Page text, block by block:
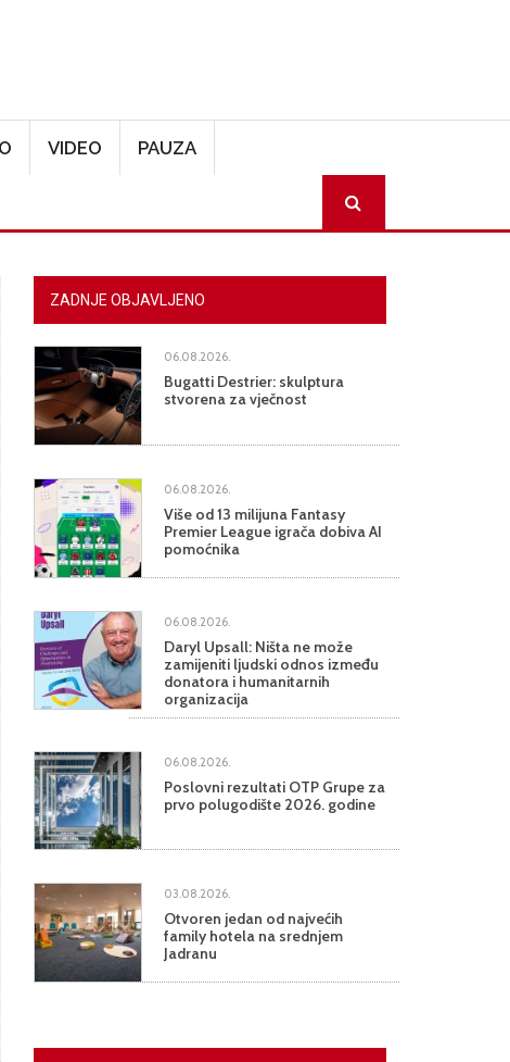
VIDEO PAUZA
ZADNJE OBJAVLJENO
06.08.2026.
Bugatti Destrier: skulptura
stvorena za vječnost
06.08.2026.
Više od 13 milijuna Fantasy
Premier League igrača dobiva AI
pomoćnika
06.08.2026.
Daryl Upsall: Ništa ne može
zamijeniti ljudski odnos između
donatora i humanitarnih
organizacija
06.08.2026.
Poslovni rezultati OTP Grupe za
prvo polugodište 2026. godine
03.08.2026.
Otvoren jedan od najvećih
family hotela na srednjem
Jadranu